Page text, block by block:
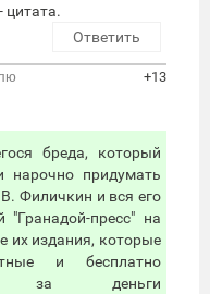
Ответить
+13
бреда, который
нарочно придумать
Филичкин и вся его
пресс" на
их издания, которые
и бесплатно
- за деньги